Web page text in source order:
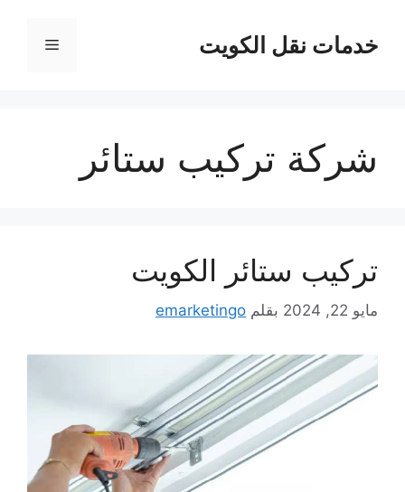
المحتوىخدمات نقل الكويت القائمة
شركة تركيب ستائر
تركيب ستائر الكويت
مايو 22, 2024 بقلم emarketingo